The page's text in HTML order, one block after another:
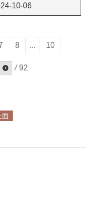
10-06
8 ... 10
/ 92
面